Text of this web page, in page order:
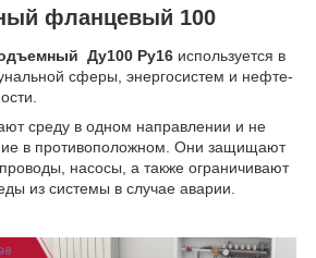
фланцевый 100
Ду100 Ру16 используется в
сферы, энергосистем и нефте-
среду в одном направлении и не
в противоположном. Они защищают
насосы, а также ограничивают
из системы в случае аварии.